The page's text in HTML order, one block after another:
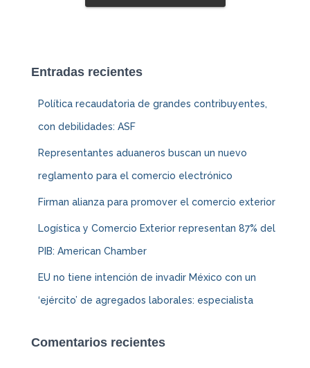
Entradas recientes
Política recaudatoria de grandes contribuyentes,
con debilidades: ASF
Representantes aduaneros buscan un nuevo
reglamento para el comercio electrónico
Firman alianza para promover el comercio exterior
Logística y Comercio Exterior representan 87% del
PIB: American Chamber
EU no tiene intención de invadir México con un
‘ejército’ de agregados laborales: especialista
Comentarios recientes